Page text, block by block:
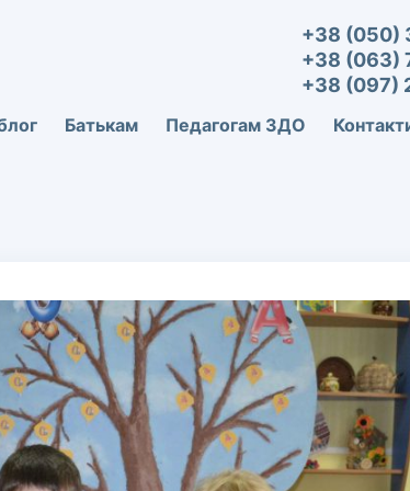
+38 (050)
+38 (063)
+38 (097)
Батькам Педагогам ЗДО
Розвиток дитини.